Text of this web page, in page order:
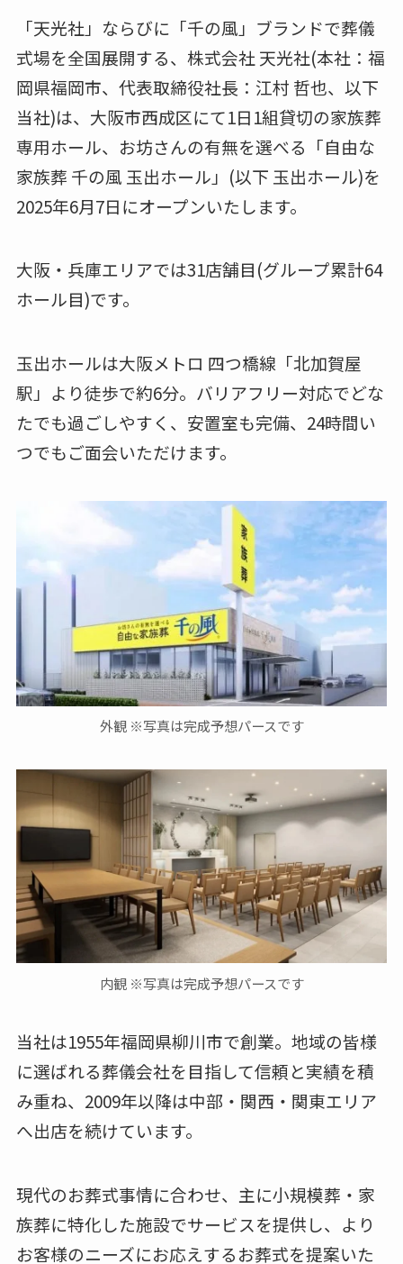
「天光社」ならびに「千の風」ブランドで葬儀
式場を全国展開する、株式会社 天光社(本社：福
岡県福岡市、代表取締役社長：江村 哲也、以下
当社)は、大阪市西成区にて1日1組貸切の家族葬
専用ホール、お坊さんの有無を選べる「自由な
家族葬 千の風 玉出ホール」(以下 玉出ホール)を
2025年6月7日にオープンいたします。
大阪・兵庫エリアでは31店舗目(グループ累計64
ホール目)です。
玉出ホールは大阪メトロ 四つ橋線「北加賀屋
駅」より徒歩で約6分。バリアフリー対応でどな
たでも過ごしやすく、安置室も完備、24時間い
つでもご面会いただけます。
外観 ※写真は完成予想パースです
内観 ※写真は完成予想パースです
当社は1955年福岡県柳川市で創業。地域の皆様
に選ばれる葬儀会社を目指して信頼と実績を積
み重ね、2009年以降は中部・関西・関東エリア
へ出店を続けています。
現代のお葬式事情に合わせ、主に小規模葬・家
族葬に特化した施設でサービスを提供し、より
お客様のニーズにお応えするお葬式を提案いた